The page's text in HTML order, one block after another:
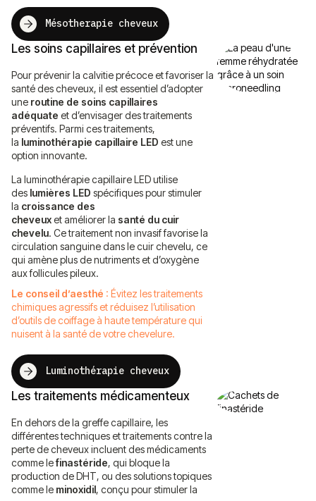
Mésotherapie cheveux
Les soins capillaires et prévention
Pour prévenir la calvitie précoce et favoriser la
santé des cheveux, il est essentiel d’adopter
une routine de soins capillaires
adéquate et d’envisager des traitements
préventifs. Parmi ces traitements,
la luminothérapie capillaire LED est une
option innovante.
La luminothérapie capillaire LED utilise
des lumières LED spécifiques pour stimuler
la croissance des
cheveuxetaméliorerla santé du cuir
chevelu. Ce traitement non invasif favorise la
circulation sanguine dans le cuir chevelu, ce
qui amène plus de nutriments et d’oxygène
aux follicules pileux.
Le conseil d’aesthé : Évitez les traitements
chimiques agressifs et réduisez l’utilisation
d’outils de coiffage à haute température qui
nuisent à la santé de votre chevelure.
Luminothérapie cheveux
Les traitements médicamenteux
En dehors de la greffe capillaire, les
différentes techniques et traitements contre la
perte de cheveux incluent des médicaments
comme lefinastéride, qui bloque la
production de DHT, ou des solutions topiques
comme le minoxidil, conçu pour stimuler la